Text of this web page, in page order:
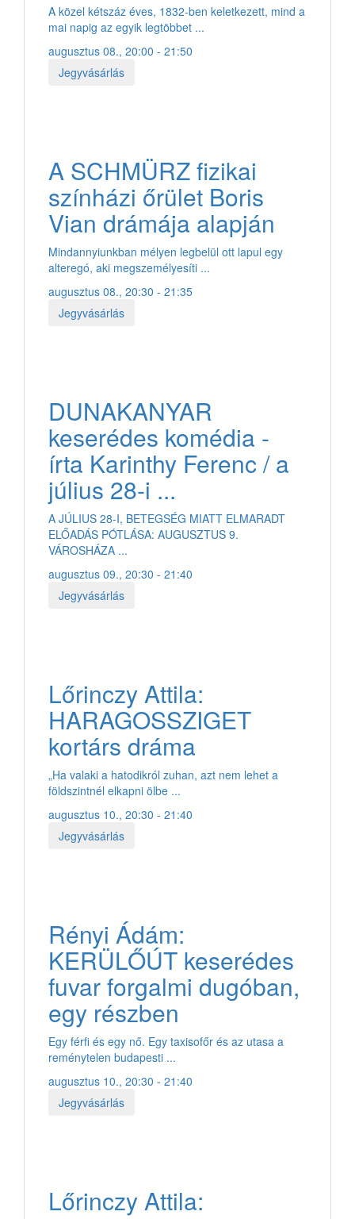
A közel kétszáz éves, 1832-ben keletkezett, mind a
mai napig az egyik legtöbbet ...
augusztus 08., 20:00 - 21:50
Jegyvásárlás
A SCHMÜRZ fizikai
színházi őrület Boris
Vian drámája alapján
Mindannyiunkban mélyen legbelül ott lapul egy
alteregó, aki megszemélyesíti ...
augusztus 08., 20:30 - 21:35
Jegyvásárlás
DUNAKANYAR
keserédes komédia -
írta Karinthy Ferenc / a
július 28-i ...
A JÚLIUS 28-I, BETEGSÉG MIATT ELMARADT
ELŐADÁS PÓTLÁSA: AUGUSZTUS 9.
VÁROSHÁZA ...
augusztus 09., 20:30 - 21:40
Jegyvásárlás
Lőrinczy Attila:
HARAGOSSZIGET
kortárs dráma
„Ha valaki a hatodikról zuhan, azt nem lehet a
földszintnél elkapni ölbe ...
augusztus 10., 20:30 - 21:40
Jegyvásárlás
Rényi Ádám:
KERÜLŐÚT keserédes
fuvar forgalmi dugóban,
egy részben
Egy férfi és egy nő. Egy taxisofőr és az utasa a
reménytelen budapesti ...
augusztus 10., 20:30 - 21:40
Jegyvásárlás
Lőrinczy Attila: